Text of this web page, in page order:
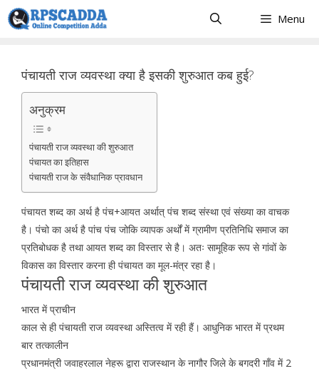
Skip
to
Menu
पंचायती राज व्यवस्था क्या है इसकी शुरुआत कब हुई?
अनुक्रम
पंचायती राज व्यवस्था की शुरुआत
पंचायत का इतिहास
पंचायती राज के संवैधानिक प्रावधान
पंचायत शब्द का अर्थ है पंच+आयत अर्थात् पंच शब्द संस्था एवं संख्या का वाचक
है। पंचो का अर्थ है पांच पंच जोकि व्यापक अर्थों में ग्रामीण प्रतिनिधि समाज का
प्रतिबोधक है तथा आयत शब्द का विस्तार से है। अतः सामूहिक रूप से गांवों के
विकास का विस्तार करना ही पंचायत का मूल-मंत्र रहा है।
पंचायती राज व्यवस्था की शुरुआत
भारत में प्राचीन
काल से ही पंचायती राज व्यवस्था अस्तित्व में रही हैं। आधुनिक भारत में प्रथम
बार तत्कालीन
प्रधानमंत्री जवाहरलाल नेहरू द्वारा राजस्थान के नागौर जिले के बगदरी गाँव में 2